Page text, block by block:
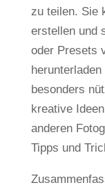
zu teilen. Sie
erstellen und
oder Presets
besonders
kreative
anderen
Tipps und